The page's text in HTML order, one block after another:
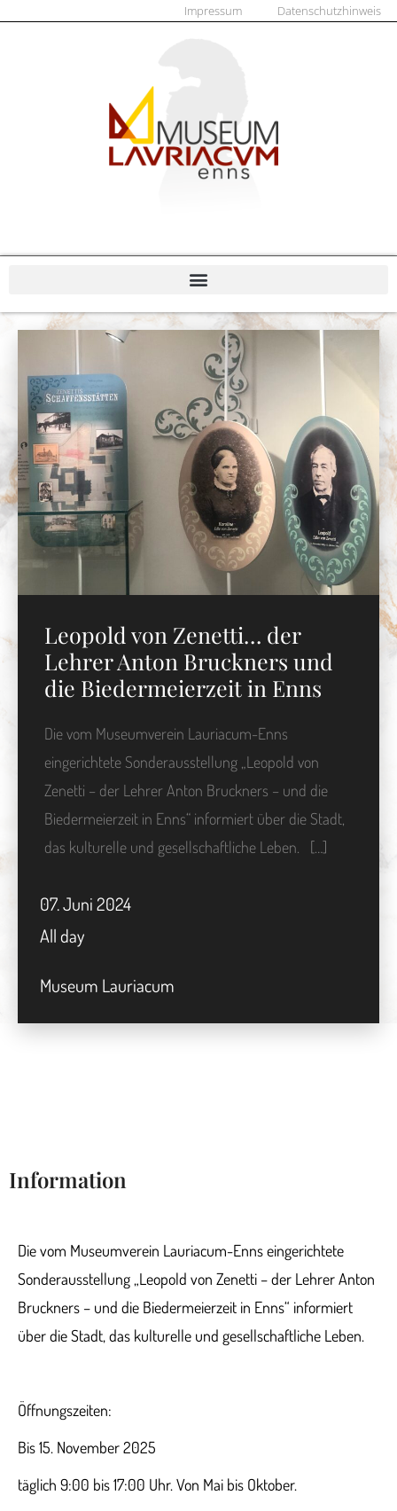
Impressum Datenschutzhinweis
Leopold von Zenetti… der
Lehrer Anton Bruckners und
die Biedermeierzeit in Enns
Die vom Museumverein Lauriacum-Enns
eingerichtete Sonderausstellung „Leopold von
Zenetti – der Lehrer Anton Bruckners – und die
Biedermeierzeit in Enns“ informiert über die Stadt,
das kulturelle und gesellschaftliche Leben. […]
07.Juni2024
All day
Museum Lauriacum
Information
Die vom Museumverein Lauriacum-Enns eingerichtete
Sonderausstellung „Leopold von Zenetti – der Lehrer Anton
Bruckners – und die Biedermeierzeit in Enns“ informiert
über die Stadt, das kulturelle und gesellschaftliche Leben.
Öffnungszeiten:
Bis 15. November 2025
täglich 9:00 bis 17:00 Uhr. Von Mai bis Oktober.